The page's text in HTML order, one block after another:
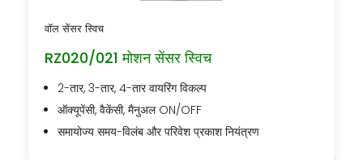
वॉल सेंसर स्विच
RZ020/021 मोशन सेंसर स्विच
2-तार, 3-तार, 4-तार वायरिंग विकल्प
ऑक्यूपेंसी, वैकेंसी, मैनुअल ON/OFF
समायोज्य समय-विलंब और परिवेश प्रकाश नियंत्रण